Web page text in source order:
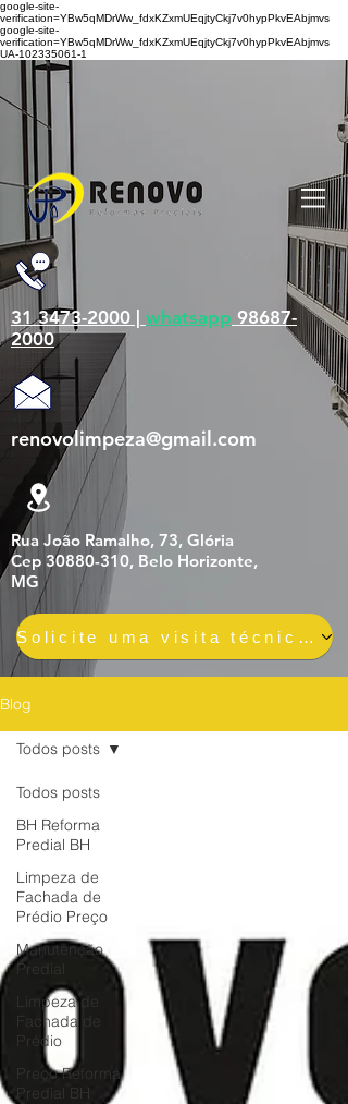
google-site-
verification=YBw5qMDrWw_fdxKZxmUEqjtyCkj7v0hypPkvEAbjmvs
google-site-
verification=YBw5qMDrWw_fdxKZxmUEqjtyCkj7v0hypPkvEAbjmvs
UA-102335061-1
31 3473-2000 | whatsapp 98687-
2000
renovolimpeza@gmail.com
Rua João Ramalho, 73, Glória
Cep 30880-310, Belo Horizonte,
MG
Solicite uma visita técnica gratuita e sem compromisso
Blog
Todos posts
BH Reforma
Predial BH
Limpeza de
Fachada de
Prédio Preço
Manutenção
Predial
Limpeza de
Fachada de
Prédio
Preço Reforma
Predial BH
Todos posts